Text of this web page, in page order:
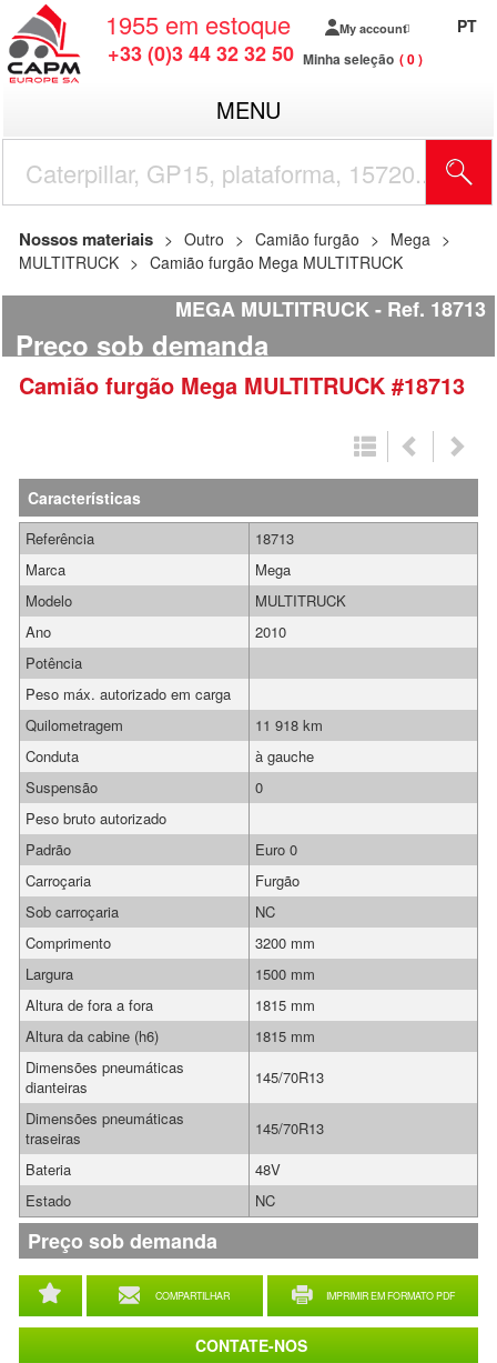
1955 em estoque
+33 (0)3 44 32 32 50
My account
Minha seleção 0
PT
MENU
Nossos materiais Outro Camião furgão
Mega
MULTITRUCK
Camião furgão Mega MULTITRUCK
MEGA MULTITRUCK Ref. 18713
Preço sob demanda
Camião furgão Mega MULTITRUCK #18713
Características
COMPARTILHAR IMPRIMIR EM FORMATO PDF
Referência
18713
Marca
Mega
Modelo
MULTITRUCK
Ano
2010
Potência
Peso máx. autorizado em carga
Quilometragem
11 918 km
Conduta
à gauche
Suspensão
0
Peso bruto autorizado
Padrão
Euro 0
Carroçaria
Furgão
Sob carroçaria
NC
Comprimento
3200 mm
Largura
1500 mm
Altura de fora a fora
1815 mm
Altura da cabine (h6)
1815 mm
Dimensões pneumáticas
dianteiras
145/70R13
Dimensões pneumáticas
traseiras
145/70R13
Bateria
48V
Estado
NC
Preço sob demanda
CONTATE-NOS